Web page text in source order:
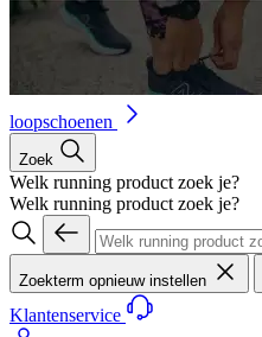
loopschoenen
Zoek
Welk running product zoek je?
Welk running product zoek je?
Zoekterm opnieuw instellen
Klantenservice